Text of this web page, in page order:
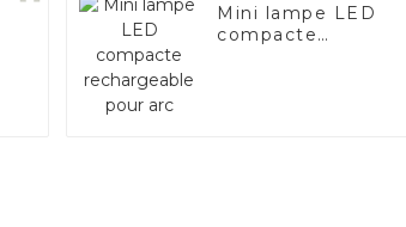
Mini lampe LED
compacte